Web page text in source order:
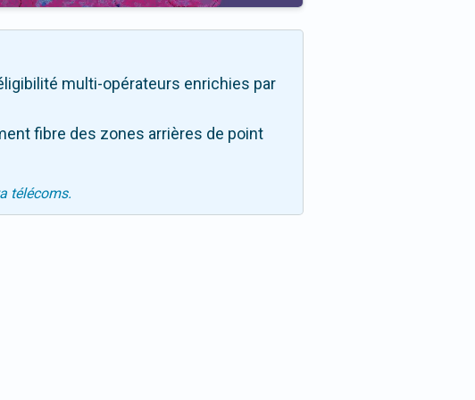
multi-opérateurs enrichies par
fibre des zones arrières de point
télécoms.